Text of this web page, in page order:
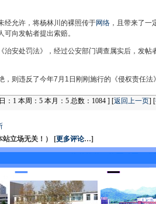
经允许，将杨林川的裸照传于网络 ，且带来了一
向发帖者提出索赔。
安处罚法》，经过公安部门调查属实后，发帖
，则违反了今年7月1日刚刚施行的《侵权责任法
：1 本周：5 本月：5 总数：1084 ] [返回上一页] [
立场无关！） [更多评论…]